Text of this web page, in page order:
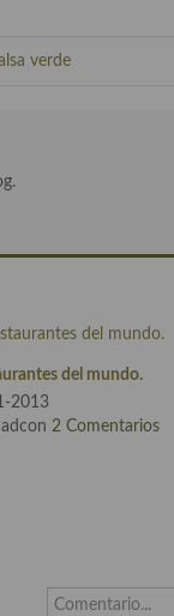
verde
del mundo.
2013
2 Comentarios
Comentario...